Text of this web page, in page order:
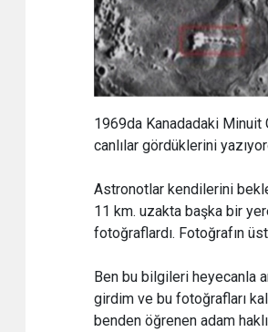
1969da Kanadadaki
canlılar gördüklerini
Astronotlar kendilerini
11 km. uzakta başka bir
fotoğraflardı. Fotoğrafın
Ben bu bilgileri heyecanla
girdim ve bu fotoğrafları
benden öğrenen adam